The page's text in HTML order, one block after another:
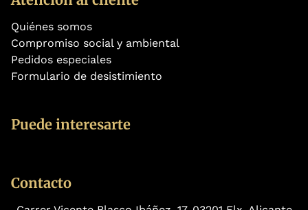
Quiénes somos
Compromiso social y ambiental
Pedidos especiales
Formulario de desistimiento
Puede interesarte
Contacto